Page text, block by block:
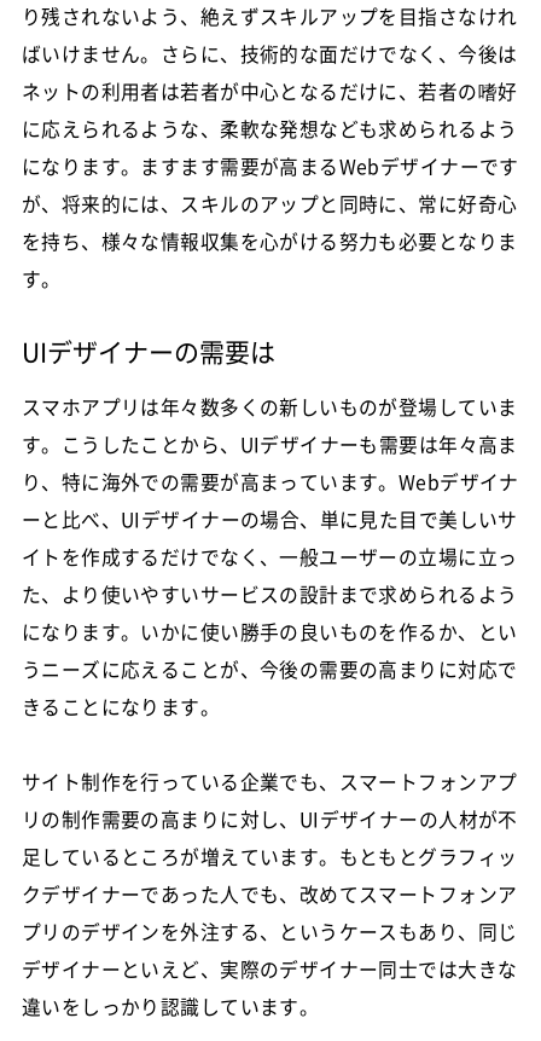
り残されないよう、絶えずスキルアップを目指さなけれ
ばいけません。さらに、技術的な面だけでなく、今後は
ネットの利用者は若者が中心となるだけに、若者の嗜好
に応えられるような、柔軟な発想なども求められるよう
になります。ますます需要が高まるWebデザイナーです
が、将来的には、スキルのアップと同時に、常に好奇心
を持ち、様々な情報収集を心がける努力も必要となりま
す。
UIデザイナーの需要は
スマホアプリは年々数多くの新しいものが登場していま
す。こうしたことから、UIデザイナーも需要は年々高ま
り、特に海外での需要が高まっています。Webデザイナ
ーと比べ、UIデザイナーの場合、単に見た目で美しいサ
イトを作成するだけでなく、一般ユーザーの立場に立っ
た、より使いやすいサービスの設計まで求められるよう
になります。いかに使い勝手の良いものを作るか、とい
うニーズに応えることが、今後の需要の高まりに対応で
きることになります。
サイト制作を行っている企業でも、スマートフォンアプ
リの制作需要の高まりに対し、UIデザイナーの人材が不
足しているところが増えています。もともとグラフィッ
クデザイナーであった人でも、改めてスマートフォンア
プリのデザインを外注する、というケースもあり、同じ
デザイナーといえど、実際のデザイナー同士では大きな
違いをしっかり認識しています。